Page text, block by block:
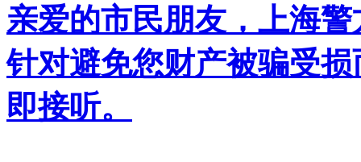
亲爱的市民朋友，上海
针对避免您财产被骗受
即接听。